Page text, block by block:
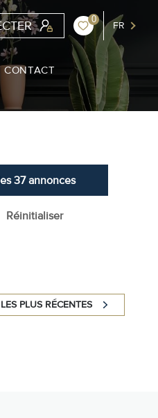
0
FR
CONTACT
37annonces
Réinitialiser
LES PLUS RÉCENTES